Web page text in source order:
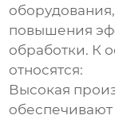
повышения
обработки. К
относятся:
Высокая
обеспечивают